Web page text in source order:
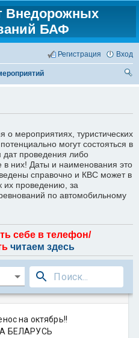
Внедорожных
БАФ
Вход
Регистрация
мероприятиях, туристических
могут состояться в
проведения либо
в них! Даты и наименования это
справочно и КВС может в
их проведению, за
по автомобильному
себе в телефон/
читаем здесь